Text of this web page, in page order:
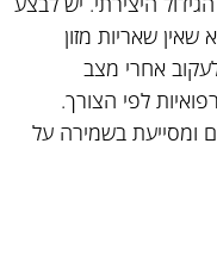
שאין שאריות מזון
אחרי מצב
לפי הצורך.
ומסייעת בשמירה על